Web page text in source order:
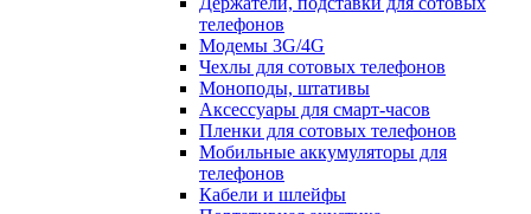
телефонов
Модемы 3G/4G
Чехлы для сотовых телефонов
Моноподы, штативы
Аксессуары для смарт-часов
Пленки для сотовых телефонов
Мобильные аккумуляторы для
телефонов
Кабели и шлейфы